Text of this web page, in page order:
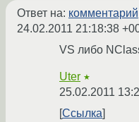
Ответ на: комментарий
24.02.2011 21:18:38
VS либо
Uter ★
25.02.2011
Ссылка